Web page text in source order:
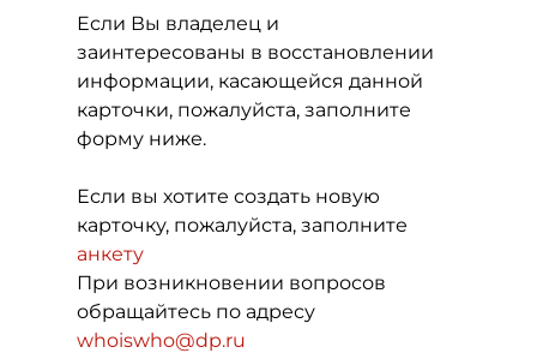
Если Вы владелец и
заинтересованы в восстановлении
информации, касающейся данной
карточки, пожалуйста, заполните
форму ниже.
Если вы хотите создать новую
карточку, пожалуйста, заполните
анкету
При возникновении вопросов
обращайтесь по адресу
whoiswho@dp.ru